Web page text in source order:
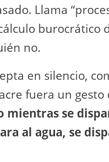
Llama
burocrático
no.
en silencio,
fuera un gesto
mientras se
al agua, se